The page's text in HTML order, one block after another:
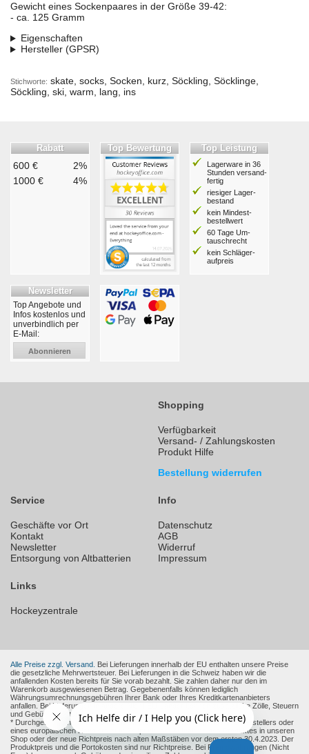
Gewicht eines Sockenpaares in der Größe 39-42:
- ca. 125 Gramm
Eigenschaften
Hersteller (GPSR)
Stichworte: skate, socks, Socken, kurz, Söckling, Söcklinge,
Söckling, ski, warm, lang, ins
Rabatt
600 €
2%
1000 €
4%
Top Bewertung Top Leistung
Lagerware in 36
Stunden ver­sand­
fertig
riesiger Lager­
bestand
kein Mindest­
bestell­wert
60 Tage Um­
tausch­recht
kein Schläger­
aufpreis
Newsletter
Top Angebote und
Infos kostenlos und
unverbindlich per
E-Mail:
Abonnieren
Shopping
Verfügbarkeit
Versand- / Zahlungskosten
Produkt Hilfe
Bestellung widerrufen
Service
Geschäfte vor Ort
Kontakt
Newsletter
Entsorgung von Altbatterien
Info
Datenschutz
AGB
Widerruf
Impressum
Links
Hockeyzentrale
Alle Preise zzgl. Versand. Bei Lieferungen innerhalb der EU enthalten unsere Preise
die gesetzliche Mehrwertsteuer. Bei Lieferungen in die Schweiz haben wir die
anfallenden Kosten bereits für Sie vorab bezahlt. Sie zahlen daher nur den im
Warenkorb ausgewiesenen Betrag. Gegebenenfalls können lediglich
Währungsumrechnungsgebühren Ihrer Bank oder Ihres Kreditkartenanbieters
anfallen. Bei Lieferungen in andere Nicht-EU-Länder können zusätzliche Zölle, Steuern
und Gebühren entstehen.
* Durchgestrichene Preise sind die empfohlenen Verkaufspreise des Herstellers oder
eines europäischen Händlers zum Zeitpunkt der Aufnahme des Produktes in unseren
Shop oder der neue Richtpreis nach alten Maßstäben vor dem ersten 30.4.2023. Der
Produktpreis und die Portokosten sind nur Richtpreise. Bei Fremdwährungen (Nicht